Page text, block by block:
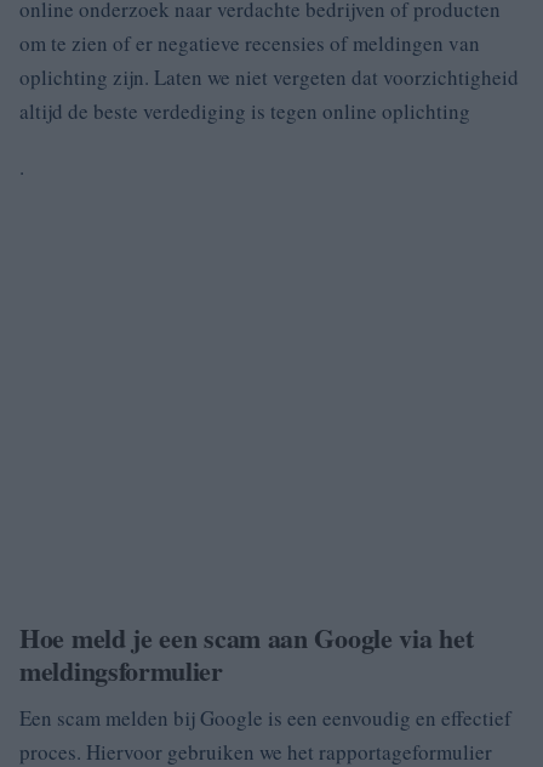
online onderzoek naar verdachte bedrijven of producten
om te zien of er negatieve recensies of meldingen van
oplichting zijn. Laten we niet vergeten dat voorzichtigheid
altijd de beste verdediging is tegen online oplichting
.
Hoe meld je een scam aan Google via het
meldingsformulier
Een scam melden bij Google is een eenvoudig en effectief
proces. Hiervoor gebruiken we het rapportageformulier